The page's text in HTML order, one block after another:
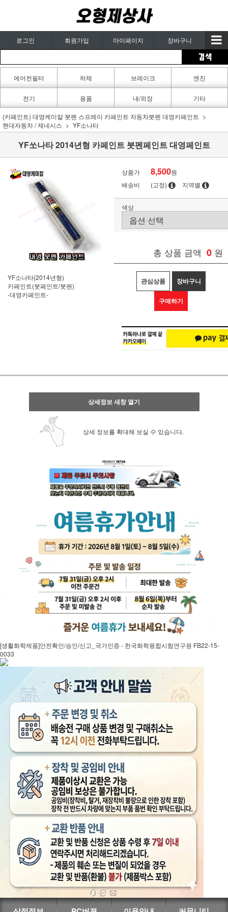
로그인 회원가입 마이페이지 장바구니
에어컨필터
카페인트
하체 브레이크 엔진
전기 용품 내/외장 기타
(카페인트) 대영케미칼 붓펜 스프레이 카페인트 자동차붓펜 대영카페인트
현대자동차 / 제네시스
YF소나타
YF쏘나타 2014년형 카페인트 붓펜페인트 대영페인트
YF소나타(2014년형)
카페인트(붓페인트/붓펜)
-대영카페인트-
상품가 8,500원
배송비
(고정) 지역별
색상
총 상품 금액 0 원
관심상품 장바구니
구매하기
상세정보 새창 열기
상세 정보를 확대해 보실 수 있습니다.
[생활화학제품]안전확인/승인/신고_국가인증 - 한국화학융합시험연구원 FB22-15-
0033